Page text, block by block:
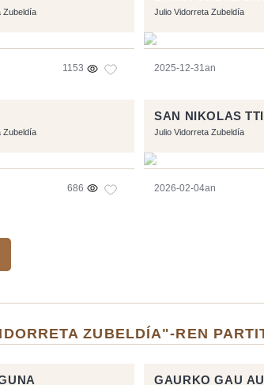
Zubeldía
1153
Julio Vidorreta Zubeldía
2025-12-31an
Zubeldía
686
SAN NIKOLAS
Julio Vidorreta Zubeldía
2026-02-04an
ZUBELDÍA"-REN
GAURKO GAU